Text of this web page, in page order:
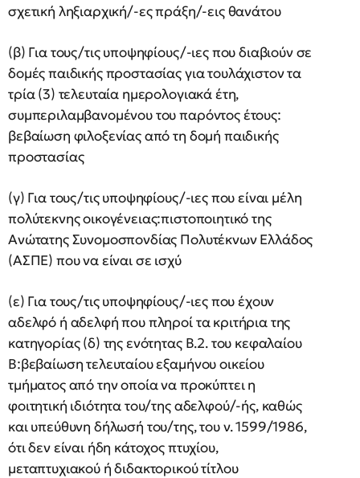
σχετική ληξιαρχική/-ες πράξη/-εις θανάτου
(β) Για τους/τις υποψηφίους/-ιες που διαβιούν σε
δομές παιδικής προστασίας για τουλάχιστον τα
τρία (3) τελευταία ημερολογιακά έτη,
συμπεριλαμβανομένου του παρόντος έτους:
βεβαίωση φιλοξενίας από τη δομή παιδικής
προστασίας
(γ) Για τους/τις υποψηφίους/-ιες που είναι μέλη
πολύτεκνης οικογένειας:πιστοποιητικό της
Ανώτατης Συνομοσπονδίας Πολυτέκνων Ελλάδος
(ΑΣΠΕ) που να είναι σε ισχύ
(ε) Για τους/τις υποψηφίους/-ιες που έχουν
αδελφό ή αδελφή που πληροί τα κριτήρια της
κατηγορίας (δ) της ενότητας Β.2. του κεφαλαίου
Β:βεβαίωση τελευταίου εξαμήνου οικείου
τμήματος από την οποία να προκύπτει η
φοιτητική ιδιότητα του/της αδελφού/-ής, καθώς
και υπεύθυνη δήλωσή του/της, του ν. 1599/1986,
ότι δεν είναι ήδη κάτοχος πτυχίου,
μεταπτυχιακού ή διδακτορικού τίτλου